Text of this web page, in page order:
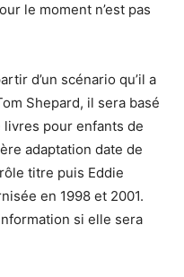
le moment n’est pas
d’un scénario qu’il a
Shepard, il sera basé
pour enfants de
adaptation date de
titre puis Eddie
en 1998 et 2001.
si elle sera